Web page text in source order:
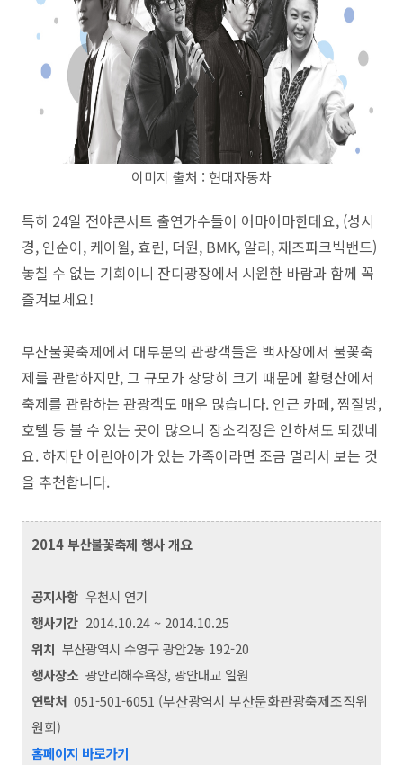
이미지 출처 : 현대자동차
특히 24일 전야콘서트 출연가수들이 어마어마한데요, (성시
경, 인순이, 케이윌, 효린, 더원, BMK, 알리, 재즈파크빅밴드)
놓칠 수 없는 기회이니 잔디광장에서 시원한 바람과 함께 꼭
즐겨보세요!
부산불꽃축제에서 대부분의 관광객들은 백사장에서 불꽃축
제를 관람하지만, 그 규모가 상당히 크기 때문에 황령산에서
축제를 관람하는 관광객도 매우 많습니다. 인근 카페, 찜질방,
호텔 등 볼 수 있는 곳이 많으니 장소걱정은 안하셔도 되겠네
요. 하지만 어린아이가 있는 가족이라면 조금 멀리서 보는 것
을 추천합니다.
2014 부산불꽃축제 행사 개요
공지사항 우천시 연기
행사기간 2014.10.24 ~ 2014.10.25
위치 부산광역시 수영구 광안2동 192-20
행사장소광안리해수욕장, 광안대교 일원
연락처 051-501-6051 (부산광역시 부산문화관광축제조직위
원회)
홈페이지 바로가기